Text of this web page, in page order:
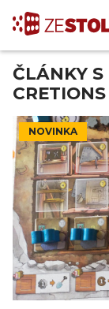
ČLÁNKY
CRETIONS
NOVINKA